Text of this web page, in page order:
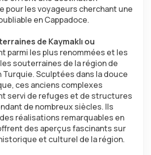
pour les voyageurs cherchant une
en Cappadoce.
de Kaymaklı ou
parmi les plus renommées et les
souterraines de la région de
Turquie. Sculptées dans la douce
ces anciens complexes
servi de refuges et de structures
de nombreux siècles. Ils
réalisations remarquables en
des aperçus fascinants sur
et culturel de la région.